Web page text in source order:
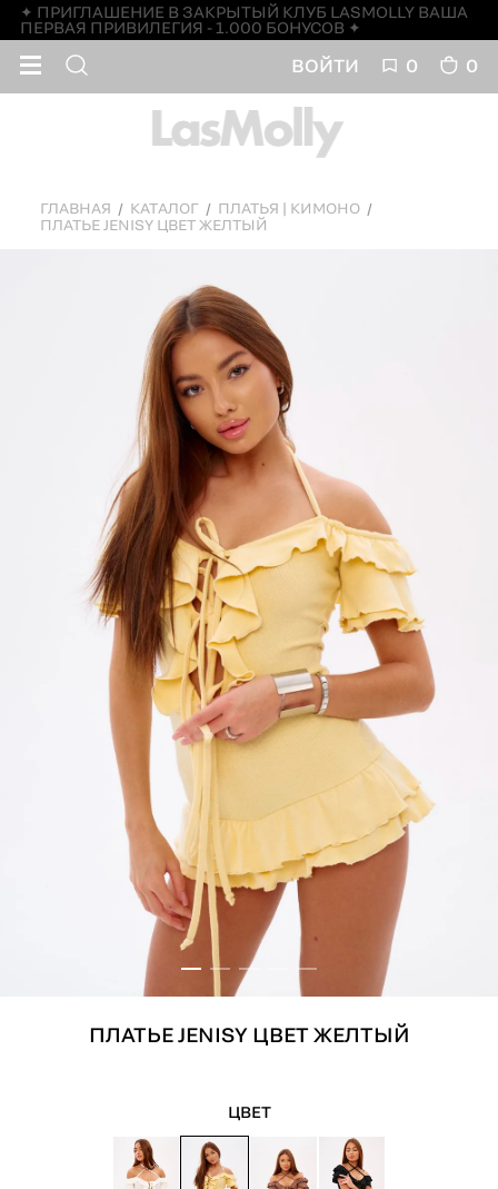
✦ ПРИГЛАШЕНИЕ В ЗАКРЫТЫЙ КЛУБ LASMOLLY ВАША
ПЕРВАЯ ПРИВИЛЕГИЯ - 1.000 БОНУСОВ ✦
ВОЙТИ 0 0
ГЛАВНАЯ КАТАЛОГ
ПЛАТЬЯ | КИМОНО
ПЛАТЬЕ JENISY ЦВЕТ ЖЕЛТЫЙ
ПЛАТЬЕ JENISY ЦВЕТ ЖЕЛТЫЙ
ЦВЕТ